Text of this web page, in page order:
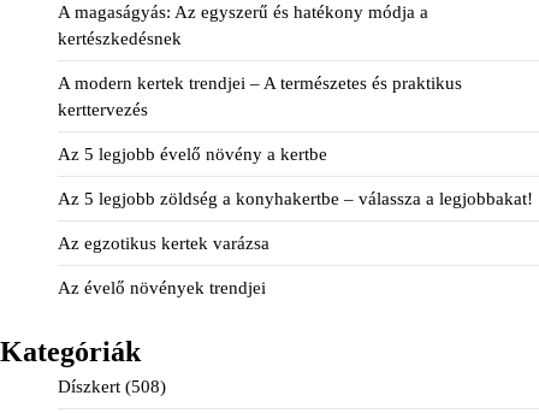
A magaságyás: Az egyszerű és hatékony módja a
kertészkedésnek
A modern kertek trendjei – A természetes és praktikus
kerttervezés
Az 5 legjobb évelő növény a kertbe
Az 5 legjobb zöldség a konyhakertbe – válassza a legjobbakat!
Az egzotikus kertek varázsa
Az évelő növények trendjei
Kategóriák
Díszkert (508)